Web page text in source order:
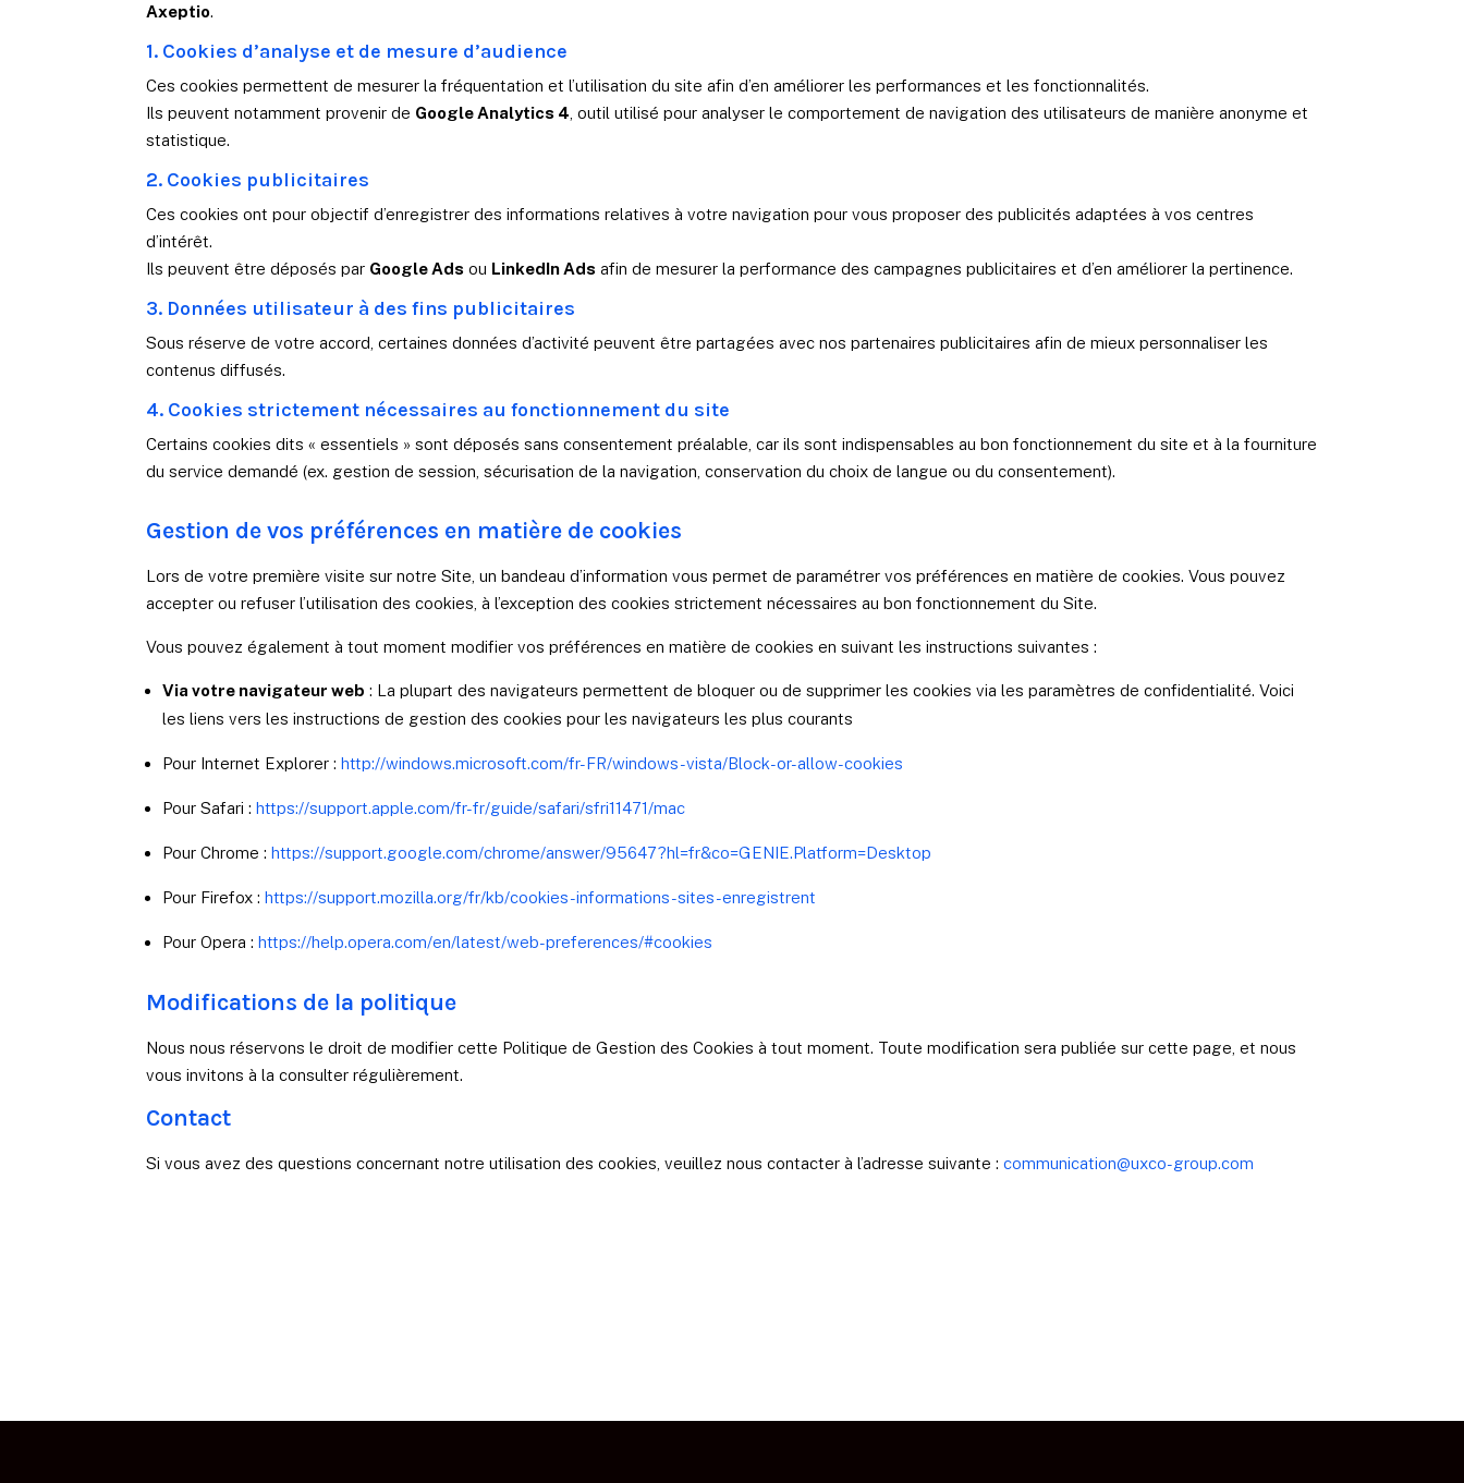
Axeptio.
1. Cookies d’analyse et de mesure d’audience
Ces cookies permettent de mesurer la fréquentation et l’utilisation du site afin d’en améliorer les performances et les fonctionnalités.
Ils peuvent notamment provenir de Google Analytics 4 , outil utilisé pour analyser le comportement de navigation des utilisateurs de manière anonyme et
statistique.
2. Cookies publicitaires
Ces cookies ont pour objectif d’enregistrer des informations relatives à votre navigation pour vous proposer des publicités adaptées à vos centres
d’intérêt.
Ils peuvent être déposés par Google Ads ou LinkedIn Ads afin de mesurer la performance des campagnes publicitaires et d’en améliorer la pertinence.
3. Données utilisateur à des fins publicitaires
Sous réserve de votre accord, certaines données d’activité peuvent être partagées avec nos partenaires publicitaires afin de mieux personnaliser les
contenus diffusés.
4. Cookies strictement nécessaires au fonctionnement du site
Certains cookies dits « essentiels » sont déposés sans consentement préalable, car ils sont indispensables au bon fonctionnement du site et à la fourniture
du service demandé (ex. gestion de session, sécurisation de la navigation, conservation du choix de langue ou du consentement).
Gestion de vos préférences en matière de cookies
Lors de votre première visite sur notre Site, un bandeau d’information vous permet de paramétrer vos préférences en matière de cookies. Vous pouvez
accepter ou refuser l’utilisation des cookies, à l’exception des cookies strictement nécessaires au bon fonctionnement du Site.
Vous pouvez également à tout moment modifier vos préférences en matière de cookies en suivant les instructions suivantes :
Via votre navigateur web : La plupart des navigateurs permettent de bloquer ou de supprimer les cookies via les paramètres de confidentialité. Voici
les liens vers les instructions de gestion des cookies pour les navigateurs les plus courants
Pour Internet Explorer : http://windows.microsoft.com/fr-FR/windows-vista/Block-or-allow-cookies
Pour Safari :https://support.apple.com/fr-fr/guide/safari/sfri11471/mac
Pour Chrome :https://support.google.com/chrome/answer/95647?hl=fr&co=GENIE.Platform=Desktop
Pour Firefox :https://support.mozilla.org/fr/kb/cookies-informations-sites-enregistrent
Pour Opera :https://help.opera.com/en/latest/web-preferences/#cookies
Modifications de la politique
Nous nous réservons le droit de modifier cette Politique de Gestion des Cookies à tout moment. Toute modification sera publiée sur cette page, et nous
vous invitons à la consulter régulièrement.
Contact
Si vous avez des questions concernant notre utilisation des cookies, veuillez nous contacter à l’adresse suivante :communication@uxco-group.com